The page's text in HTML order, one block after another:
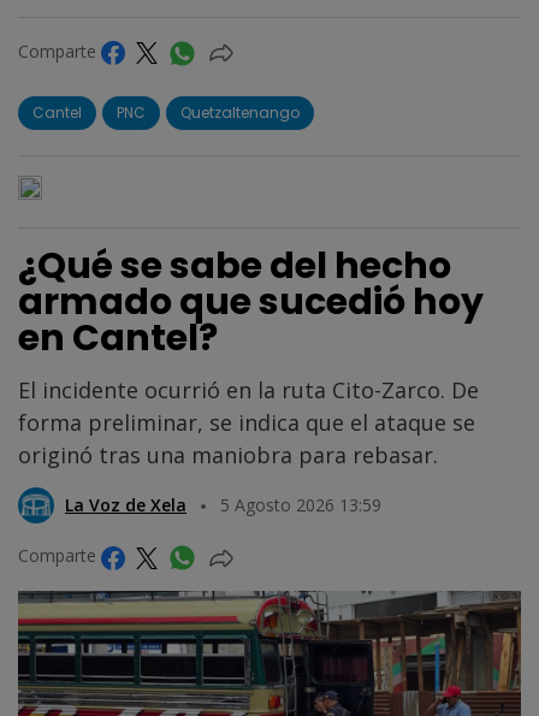
Comparte
Cantel PNC Quetzaltenango
¿Qué se sabe del hecho
armado que sucedió hoy
en Cantel?
El incidente ocurrió en la ruta Cito-Zarco. De
forma preliminar, se indica que el ataque se
originó tras una maniobra para rebasar.
La Voz de Xela 5 Agosto 2026 13:59
Comparte